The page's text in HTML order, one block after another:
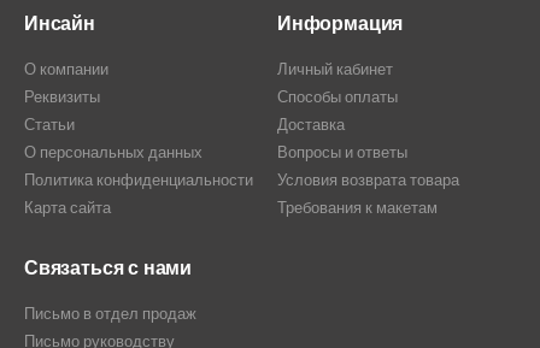
Инсайн
О компании
Реквизиты
Статьи
О персональных данных
Политика конфиденциальности
Карта сайта
Информация
Личный кабинет
Способы оплаты
Доставка
Вопросы и ответы
Условия возврата товара
Требования к макетам
Связаться с нами
Письмо в отдел продаж
Письмо руководству